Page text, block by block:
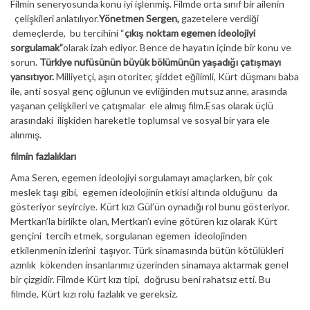
Filmin seneryosunda konu iyi işlenmiş. Filmde orta sınıf bir ailenin
çelişkileri anlatılıyor.Yönetmen Sergen, gazetelere verdiği
demeçlerde, bu tercihini “çıkış noktam egemen ideolojiyi
sorgulamak”olarak izah ediyor. Bence de hayatın içinde bir konu ve
sorun. Türkiye nufüsünün büyük bölümünün yaşadığı çatışmayı
yansıtıyor.Milliyetçi, aşırı otoriter, şiddet eğilimli, Kürt düşmanı baba
ile, anti sosyal genç oğlunun ve evliğinden mutsuz anne, arasında
yaşanan çelişkileri ve çatışmalar ele almış film.Esas olarak üçlü
arasındaki ilişkiden hareketle toplumsal ve sosyal bir yara ele
alınmış.
filmin fazlalıkları
Ama Seren, egemen ideolojiyi sorgulamayı amaçlarken, bir çok
meslek taşı gibi, egemen ideolojinin etkisi altında olduğunu da
gösteriyor seyirciye. Kürt kızı Gül’ün oynadığı rol bunu gösteriyor.
Mertkan’la birlikte olan, Mertkan’ı evine götüren kız olarak Kürt
gençini tercih etmek, sorgulanan egemen ideolojinden
etkilenmenin izlerini taşıyor. Türk sinamasında bütün kötülükleri
azınlık kökenden insanlarımız üzerinden sinamaya aktarmak genel
bir çizgidir. Filmde Kürt kızı tipi, doğrusu beni rahatsız etti. Bu
filmde, Kürt kızı rolü fazlalık ve gereksiz.